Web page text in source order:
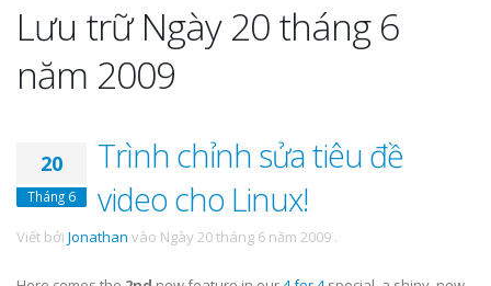
Lưu trữ Ngày 20 tháng 6
năm 2009
20
Tháng 6
Trình chỉnh sửa tiêu đề
video cho Linux!
Viết bởi Jonathan vào Ngày 20 tháng 6 năm 2009 .